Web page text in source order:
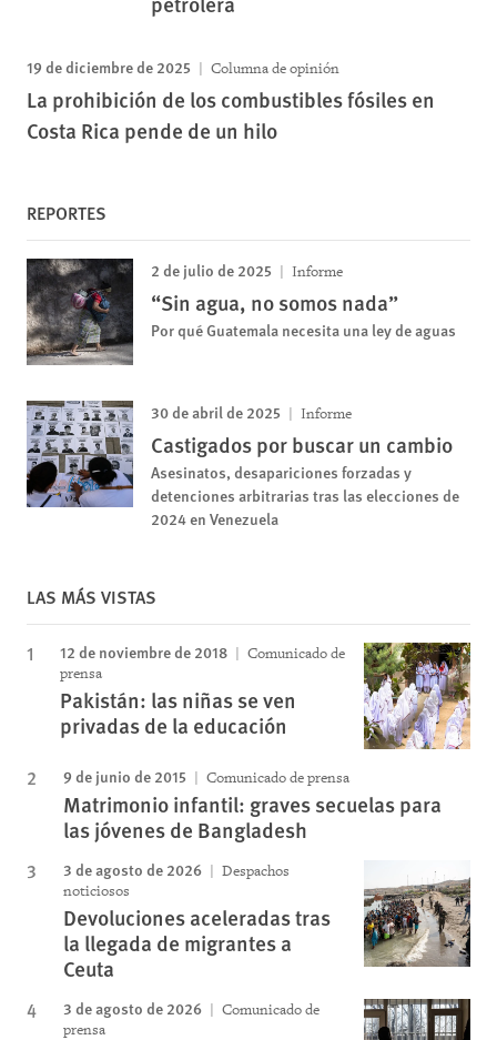
19 de diciembre de 2025 Columna de opinión
La prohibición de los combustibles fósiles en
Costa Rica pende de un hilo
REPORTES
2 de julio de 2025 Informe
“Sin agua, no somos nada”
Por qué Guatemala necesita una ley de aguas
30 de abril de 2025 Informe
Castigados por buscar un cambio
Asesinatos, desapariciones forzadas y
detenciones arbitrarias tras las elecciones de
2024 en Venezuela
LAS MÁS VISTAS
12 de noviembre de 2018
Comunicado de
prensa
Pakistán: las niñas se ven
privadas de la educación
9 de junio de 2015 Comunicado de prensa
Matrimonio infantil: graves secuelas para
las jóvenes de Bangladesh
3 de agosto de 2026
Despachos
noticiosos
Devoluciones aceleradas tras
la llegada de migrantes a
Ceuta
3 de agosto de 2026
Comunicado de
prensa